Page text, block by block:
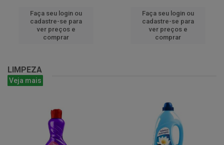
Faça seu login ou
cadastre-se para
ver preços e
comprar
Faça seu login ou
cadastre-se para
ver preços e
comprar
LIMPEZA
Veja mais